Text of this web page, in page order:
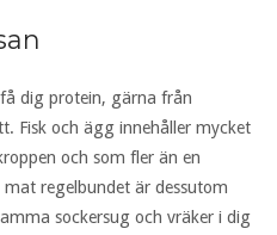
dig protein, gärna från
Fisk och ägg innehåller mycket
och som fler än en
regelbundet är dessutom
sockersug och vräker i dig